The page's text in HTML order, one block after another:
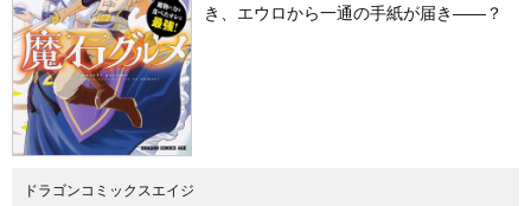
き、エウロから一通の手紙が届き――？
ドラゴンコミックスエイジ